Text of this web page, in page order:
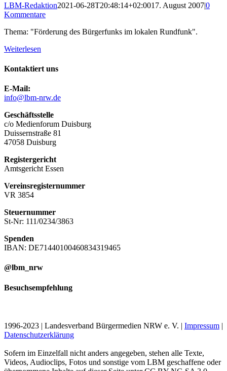
LBM-Redaktion2021-06-28T20:48:14+02:0017. August 2007|0
Kommentare
Thema: "Förderung des Bürgerfunks im lokalen Rundfunk".
Weiterlesen
Kontaktiert uns
E-Mail:
info@lbm-nrw.de
Geschäftsstelle
c/o Medienforum Duisburg
Duissernstraße 81
47058 Duisburg
Registergericht
Amtsgericht Essen
Vereinsregisternummer
VR 3854
Steuernummer
St-Nr: 111/0234/3863
Spenden
IBAN: DE71440100460834319465
@lbm_nrw
Besuchsempfehlung
1996-2023 | Landesverband Bürgermedien NRW e. V. | Impressum |
Datenschutzerklärung
Sofern im Einzelfall nicht anders angegeben, stehen alle Texte,
Videos, Audioclips, Fotos und sonstige vom LBM geschaffene oder